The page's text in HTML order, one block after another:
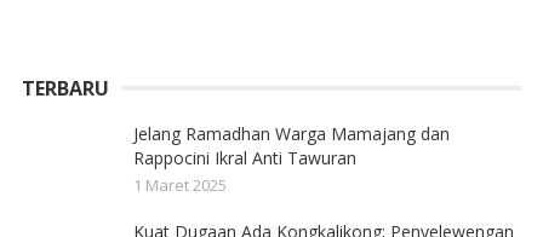
TERBARU
Jelang Ramadhan Warga Mamajang dan
Rappocini Ikral Anti Tawuran
1 Maret 2025
Kuat Dugaan Ada Kongkalikong; Penyelewengan